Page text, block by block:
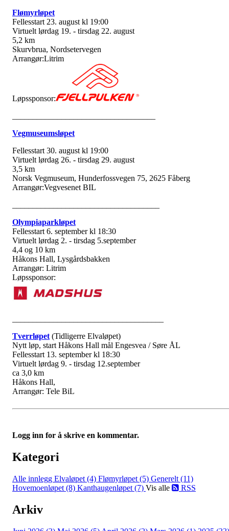
Flømyrløpet
Fellesstart 23. august kl 19:00
Virtuelt lørdag 19. - tirsdag 22. august
5,2 km
Skurvbrua, Nordsetervegen
Arrangør:Litrim
Løpssponsor:
Vegmuseumsløpet
Fellesstart 30. august kl 19:00
Virtuelt lørdag 26. - tirsdag 29. august
3,5 km
Norsk Vegmuseum, Hunderfossvegen 75, 2625 Fåberg
Arrangør:Vegvesenet BIL
Olympiaparkløpet
Fellesstart 6. september kl 18:30
Virtuelt lørdag 2. - tirsdag 5.september
4,4 og 10 km
Håkons Hall, Lysgårdsbakken
Arrangør: Litrim
Løpssponsor:
Tverrløpet (Tidligerre Elvaløpet)
Nytt løp, start Håkons Hall mål Engesvea / Søre ÅL
Fellesstart 13. september kl 18:30
Virtuelt lørdag 9. - tirsdag 12.september
ca 3,0 km
Håkons Hall,
Arrangør: Tele BiL
Logg inn for å skrive en kommentar.
Kategori
Alle innlegg Elvaløpet (4) Flømyrløpet (5) Generelt (11)
Hovemoenløpet (8) Kanthaugenløpet (7) Vis alle RSS
Arkiv